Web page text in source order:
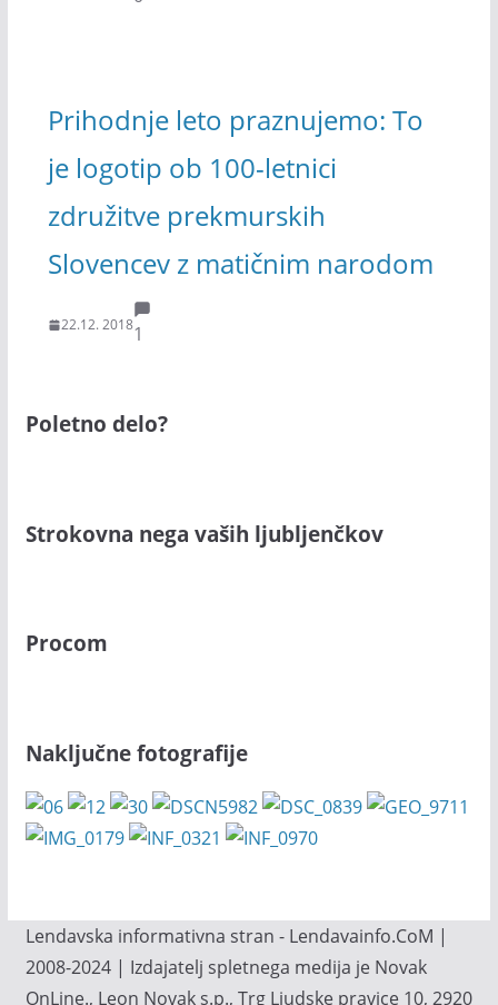
Prihodnje leto praznujemo: To
je logotip ob 100-letnici
združitve prekmurskih
Slovencev z matičnim narodom
22.12. 20181
Poletno delo?
Strokovna nega vaših ljubljenčkov
Procom
Naključne fotografije
Lendavska informativna stran - Lendavainfo.CoM |
2008-2024 | Izdajatelj spletnega medija je Novak
OnLine., Leon Novak s.p., Trg Ljudske pravice 10, 2920